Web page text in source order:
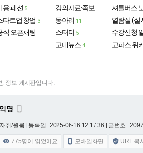
용·패션 5
타트업·창업 3
식 오픈채팅
강의자료·족보
동아리 11
스터디 5
고대뉴스 4
셔틀버스
열람실 (실
수강신청
고파스 위
정보 게시판입니다.
익명 
자취/원룸 | 등록일 : 2025-06-16 12:17:36 | 글번호 :
 775명이 읽었어요  모바일화면  URL 복